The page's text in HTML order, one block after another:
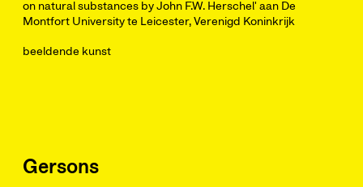
on natural substances by John F.W. Herschel' aan De
Montfort University te Leicester, Verenigd Koninkrijk
beeldende kunst
Gersons